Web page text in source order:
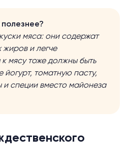
мяса: они содержат
и легче
мясу тоже должны быть
йогурт, томатную пасту,
специи вместо майонеза